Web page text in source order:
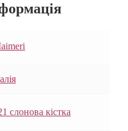
слонова кістка